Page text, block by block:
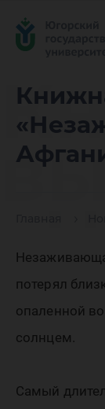
потерял
опаленной
солнцем.
Самый